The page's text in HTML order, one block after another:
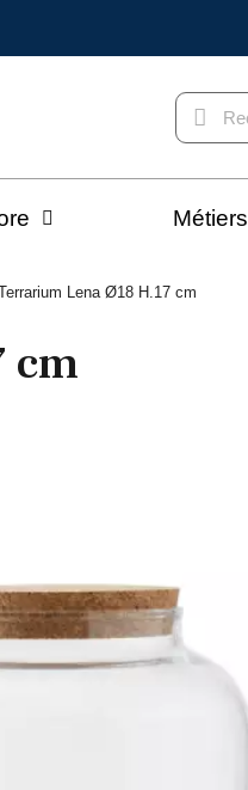
Métiers
Lena Ø18 H.17 cm
cm